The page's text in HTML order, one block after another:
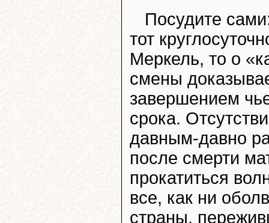
Посудите
тот
Меркель, то о
смены
завершением
срока.
давным-давно
после смерти
прокатиться
все, как ни
страны,